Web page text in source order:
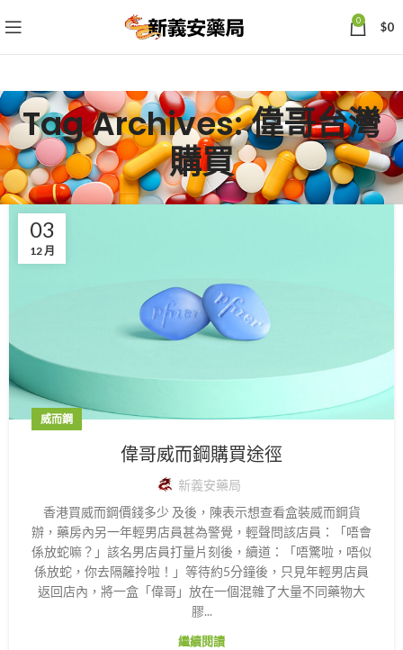
0 $0
Tag Archives: 偉哥台灣
購買
03
12 月
威而鋼
偉哥威而鋼購買途徑
新義安藥局
香港買威而鋼價錢多少 及後，陳表示想查看盒裝威而鋼貨
辦，藥房內另一年輕男店員甚為警覺，輕聲問該店員：「唔會
係放蛇嘛？」該名男店員打量片刻後，續道：「唔驚啦，唔似
係放蛇，你去隔籬拎啦！」等待約5分鐘後，只見年輕男店員
返回店內，將一盒「偉哥」放在一個混雜了大量不同藥物大
膠...
繼續閱讀